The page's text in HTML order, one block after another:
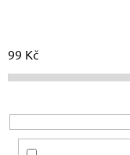
í
p
o
d
99 Kč